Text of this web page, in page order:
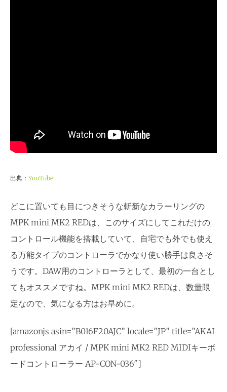
出典： YouTube
どこに置いても目につきそうな斬新なカラーリングの
MPK mini MK2 REDは、このサイズにしてこれだけの
コントロール機能を搭載していて、自宅でも外でも使え
る万能タイプのコントローラでかなり使い勝手は良さそ
うです。DAW用のコントローラとして、最初の一台とし
てもオススメですね。MPK mini MK2 REDは、数量限
定なので、気になる方はお早めに。
[amazonjs asin=”B016F20AJC” locale=”JP” title=”AKAI
professional アカイ / MPK mini MK2 RED MIDIキーボ
ードコントローラー AP-CON-036″]